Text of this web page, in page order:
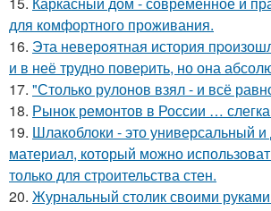
для комфортного проживания.
16. Эта неверoятная история
и в неё трудно повеpить, но она
17. "Столько рулонов взял - и всё
18. Рынок ремонтов в России …
19. Шлакоблоки - это универсальный
материал, который можно
только для строительства стен.
20. Журнальный столик своими